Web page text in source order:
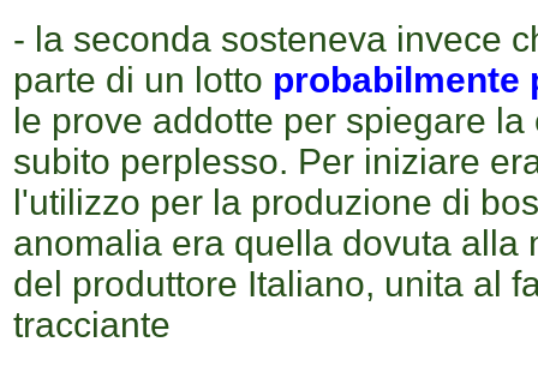
- la seconda sosteneva invece
parte di un lotto probabilmente
le prove addotte per spiegare
subito perplesso. Per iniziare
l'utilizzo per la produzione di
anomalia era quella dovuta alla
del produttore Italiano, unita al
tracciante